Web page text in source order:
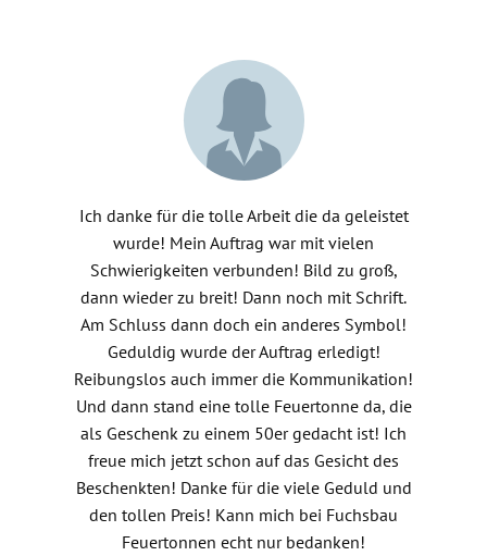
Ich danke für die tolle Arbeit die da geleistet
wurde! Mein Auftrag war mit vielen
Schwierigkeiten verbunden! Bild zu groß,
dann wieder zu breit! Dann noch mit Schrift.
Am Schluss dann doch ein anderes Symbol!
Geduldig wurde der Auftrag erledigt!
Reibungslos auch immer die Kommunikation!
Und dann stand eine tolle Feuertonne da, die
als Geschenk zu einem 50er gedacht ist! Ich
freue mich jetzt schon auf das Gesicht des
Beschenkten! Danke für die viele Geduld und
den tollen Preis! Kann mich bei Fuchsbau
Feuertonnen echt nur bedanken!